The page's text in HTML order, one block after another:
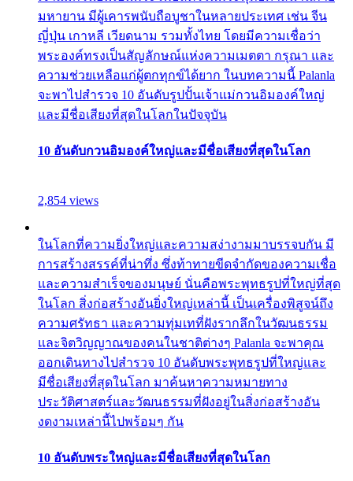
มหายาน มีผู้เคารพนับถือบูชาในหลายประเทศ เช่น จีน
ญี่ปุ่น เกาหลี เวียดนาม รวมทั้งไทย โดยมีความเชื่อว่า
พระองค์ทรงเป็นสัญลักษณ์แห่งความเมตตา กรุณา และ
ความช่วยเหลือแก่ผู้ตกทุกข์ได้ยาก ในบทความนี้ Palanla
จะพาไปสำรวจ 10 อันดับรูปปั้นเจ้าแม่กวนอิมองค์ใหญ่
และมีชื่อเสียงที่สุดในโลกในปัจจุบัน
10 อันดับกวนอิมองค์ใหญ่และมีชื่อเสียงที่สุดในโลก
2,854 views
ในโลกที่ความยิ่งใหญ่และความสง่างามมาบรรจบกัน มี
การสร้างสรรค์ที่น่าทึ่ง ซึ่งท้าทายขีดจำกัดของความเชื่อ
และความสำเร็จของมนุษย์ นั่นคือพระพุทธรูปที่ใหญ่ที่สุด
ในโลก สิ่งก่อสร้างอันยิ่งใหญ่เหล่านี้ เป็นเครื่องพิสูจน์ถึง
ความศรัทธา และความทุ่มเทที่ฝังรากลึกในวัฒนธรรม
และจิตวิญญาณของคนในชาติต่างๆ Palanla จะพาคุณ
ออกเดินทางไปสำรวจ 10 อันดับพระพุทธรูปที่ใหญ่และ
มีชื่อเสียงที่สุดในโลก มาค้นหาความหมายทาง
ประวัติศาสตร์และวัฒนธรรมที่ฝังอยู่ในสิ่งก่อสร้างอัน
งดงามเหล่านี้ไปพร้อมๆ กัน
10 อันดับพระใหญ่และมีชื่อเสียงที่สุดในโลก